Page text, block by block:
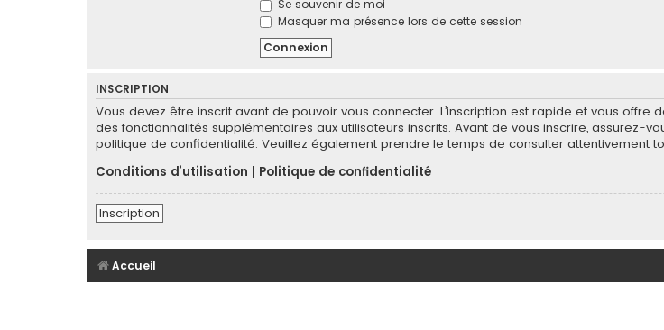
Se souvenir de moi
Masquer ma présence lors de cette session
INSCRIPTION
Vous devez être inscrit avant de pouvoir vous connecter. L’inscription est rapide et vous
des fonctionnalités supplémentaires aux utilisateurs inscrits. Avant de vous inscrire, assurez-
politique de confidentialité. Veuillez également prendre le temps de consulter attentivement
Conditions d’utilisation
Politique de confidentialité
Inscription
Accueil